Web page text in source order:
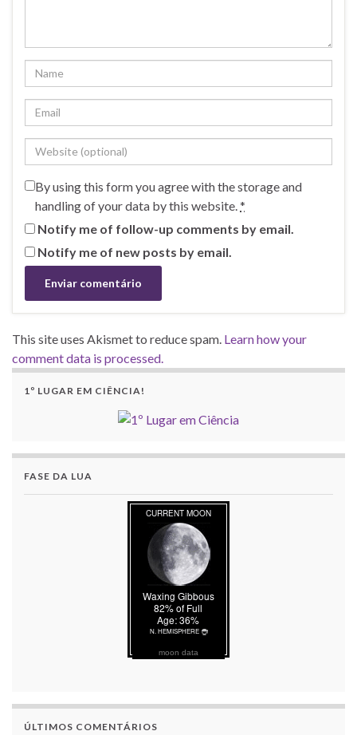
By using this form you agree with the storage and
handling of your data by this website. *
Notify me of follow-up comments by email.
Notify me of new posts by email.
This site uses Akismet to reduce spam. Learn how your
comment data is processed.
1º LUGAR EM CIÊNCIA!
FASE DA LUA
moon data
ÚLTIMOS COMENTÁRIOS